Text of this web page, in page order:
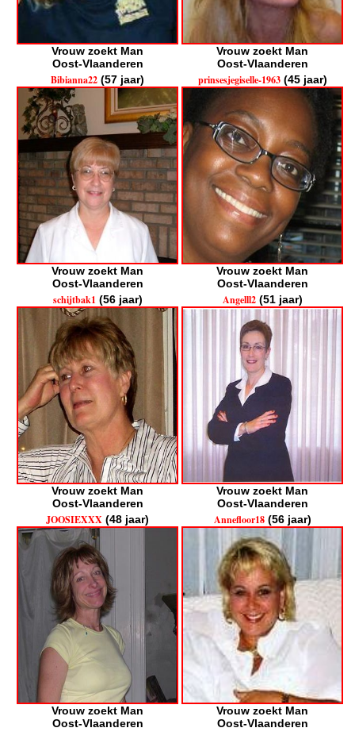
Vrouw zoekt Man
Oost-Vlaanderen
Vrouw zoekt Man
Oost-Vlaanderen
Bibianna22 (57 jaar)
Vrouw zoekt Man
Oost-Vlaanderen
prinsesjegiselle-1963(45 jaar)
Vrouw zoekt Man
Oost-Vlaanderen
schijtbak1 (56 jaar)
Vrouw zoekt Man
Oost-Vlaanderen
Angelll2(51 jaar)
Vrouw zoekt Man
Oost-Vlaanderen
JOOSIEXXX (48 jaar)
Vrouw zoekt Man
Oost-Vlaanderen
Annefloor18(56 jaar)
Vrouw zoekt Man
Oost-Vlaanderen